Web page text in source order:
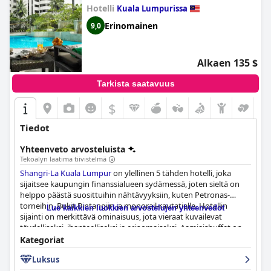
Hotelli Kuala Lumpurissa
9,0 Erinomainen
Alkaen 135 $
Tarkista saatavuus
$
Tiedot
Yhteenveto arvosteluista
Tekoälyn laatima tiivistelmä
Shangri-La Kuala Lumpuron ylellinen 5 tähden hotelli, joka
sijaitsee kaupungin finanssialueen sydämessä, joten sieltä on
helppo päästä suosittuihin nähtävyyksiin, kuten Petronas-
torneihin, Bukit Bintangiin ja monorail-rautatielle. Hotellin
sijainti on merkittävä ominaisuus, jota vieraat kuvailevat
täydelliseksi, ihanteelliseksi ja erinomaiseksi. Aamiaisbuffet on
erinomainen, ja se tarjoaa vieraille runsaasti valinnanvaraa
ilman, että tarvitsee toistaa samaa ruokaa. Hotellissa on hyvät
huoneet, joissa on kiinteät patjat ja runsaasti tyynyjä. Hotelli on
Lue kaikkien luokkien arvostelujen yhteenvedot
Kategoriat
Luksus